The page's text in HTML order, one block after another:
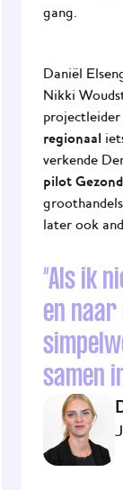
gang.
Daniël
Nikki
regionaal
verkende
pilot
later ook
“Als ik
en
samen
Nieuws